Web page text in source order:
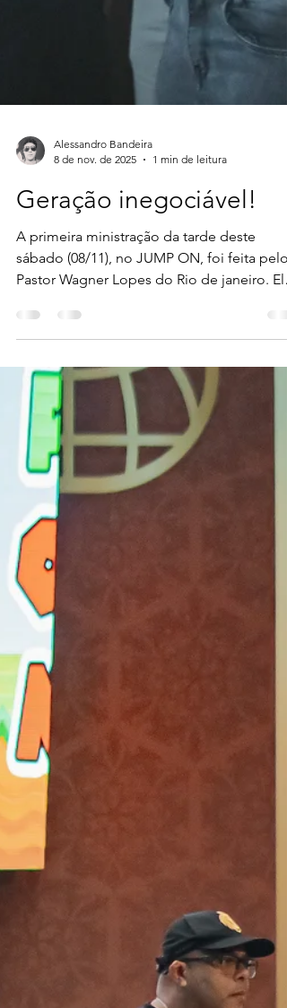
Alessandro Bandeira
8 de nov. de 2025
1 min de leitura
Geração inegociável!
sábado (08/11), no JUMP ON, foi feita pelo
Pastor Wagner Lopes do Rio de janeiro. Ele
trouxe como tema "Uma Geração
Apostólica que não negocia seu
Com base em Atos 5, ele destacou que
há uma geração que precisa ser enviada
com propósito para os territórios. "Deus
está levantando uma Geração Apostólica
que não vai se vender. Ele vai levantar uma
geração que vai incendiar o mundo com o
amor de Cristo". O Pastor também enfatiz